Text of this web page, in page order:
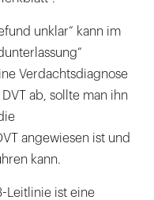
unklar“ kann im
Verdachtsdiagnose
ab, sollte man ihn
angewiesen ist und
kann.
Leitlinie ist eine